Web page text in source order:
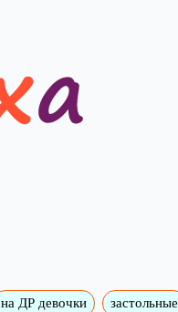
на ДР девочки застольные